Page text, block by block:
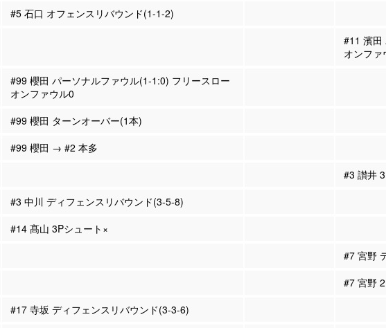
#5 石口 オフェンスリバウンド(1-1-2)
#11 濱田
オンファ
#99 櫻田 パーソナルファウル(1-1:0) フリースロー
オンファウル0
#99 櫻田 ターンオーバー(1本)
#99 櫻田 → #2 本多
#3 讃井
#3 中川 ディフェンスリバウンド(3-5-8)
#14 髙山 3Pシュート×
#7 宮野
#7 宮野
#17 寺坂 ディフェンスリバウンド(3-3-6)